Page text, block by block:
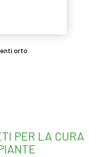
orto
PER LA CURA